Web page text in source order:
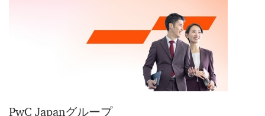
PwC Japanグループ